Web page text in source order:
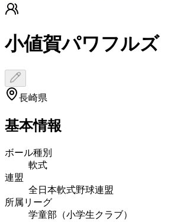
小値賀パワフルズ
長崎県
基本情報
ボール種別
軟式
連盟
全日本軟式野球連盟
所属リーグ
学童部（小学生クラブ）